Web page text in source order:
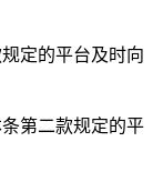
定的平台及时向
第二款规定的平